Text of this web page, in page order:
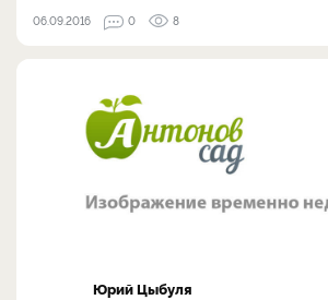
06.09.2016 0 8
Юрий Цыбуля